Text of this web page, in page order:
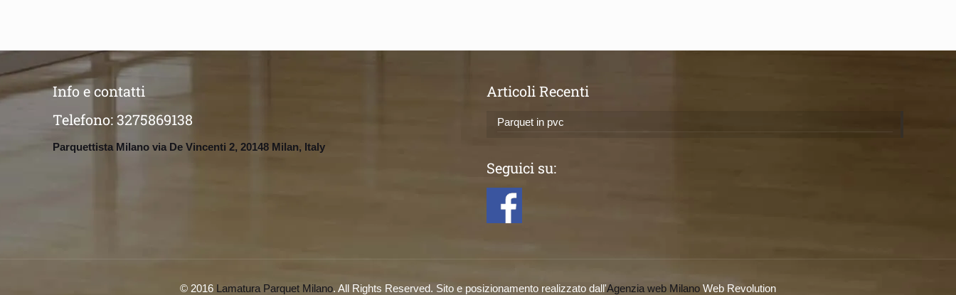
Info e contatti
Telefono:3275869138
Parquettista Milano via De Vincenti 2, 20148 Milan, Italy
Articoli Recenti
Parquet in pvc
Seguici su:
© 2016 Lamatura Parquet Milano. All Rights Reserved. Sito e posizionamento realizzato dall'Agenzia web Milano Web Revolution